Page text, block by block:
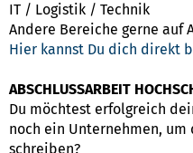
IT / Logistik / Technik
Andere Bereiche gerne auf
Hier kannst Du dich direkt
ABSCHLUSSARBEIT
Du möchtest erfolgreich
noch ein Unternehmen,
schreiben?